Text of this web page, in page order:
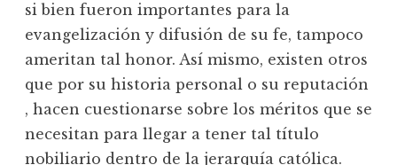
si bien fueron importantes para la
evangelización y difusión de su fe, tampoco
ameritan tal honor. Así mismo, existen otros
que por su historia personal o su reputación
, hacen cuestionarse sobre los méritos que se
necesitan para llegar a tener tal título
nobiliario dentro de la jerarquía católica.